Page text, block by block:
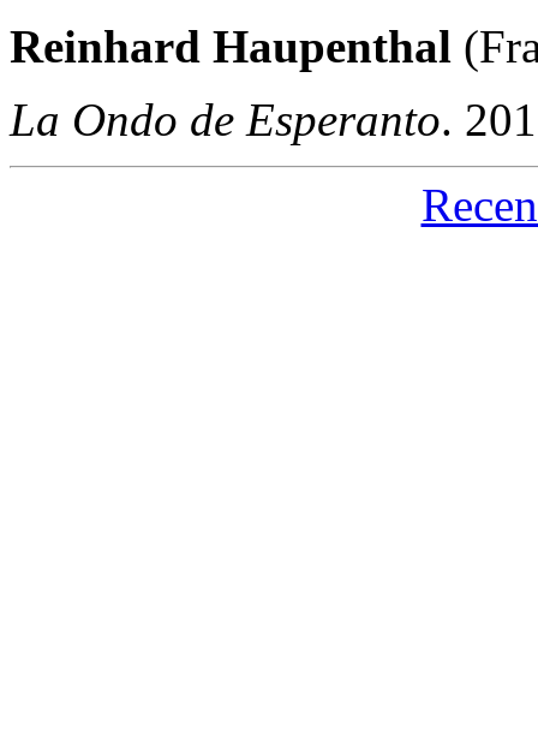
Reinhard Haupenthal
La Ondo de Esperanto.